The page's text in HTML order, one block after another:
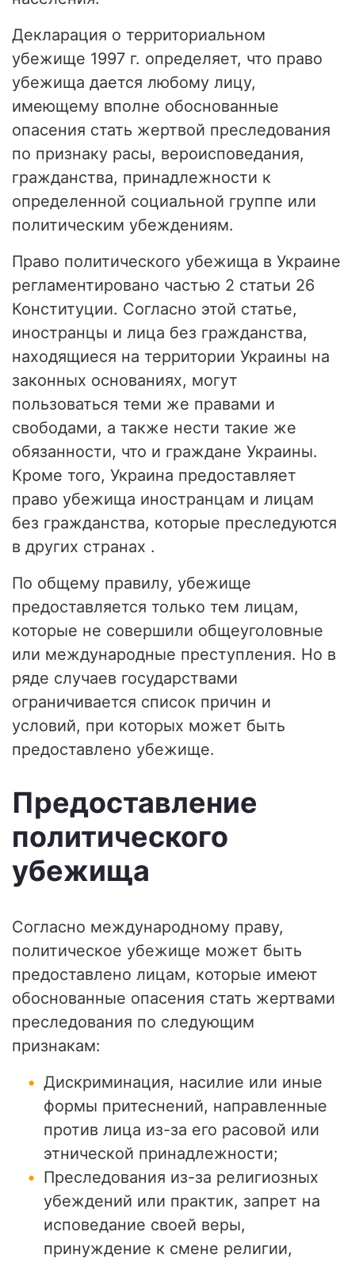
Декларация о территориальном
убежище 1997 г. определяет, что право
убежища дается любому лицу,
имеющему вполне обоснованные
опасения стать жертвой преследования
по признаку расы, вероисповедания,
гражданства, принадлежности к
определенной социальной группе или
политическим убеждениям.
Право политического убежища в Украине
регламентировано частью 2 статьи 26
Конституции. Согласно этой статье,
иностранцы и лица без гражданства,
находящиеся на территории Украины на
законных основаниях, могут
пользоваться теми же правами и
свободами, а также нести такие же
обязанности, что и граждане Украины.
Кроме того, Украина предоставляет
право убежища иностранцам и лицам
без гражданства, которые преследуются
в других странах .
По общему правилу, убежище
предоставляется только тем лицам,
которые не совершили общеуголовные
или международные преступления. Но в
ряде случаев государствами
ограничивается список причин и
условий, при которых может быть
предоставлено убежище.
Предоставление
политического
убежища
Согласно международному праву,
политическое убежище может быть
предоставлено лицам, которые имеют
обоснованные опасения стать жертвами
преследования по следующим
признакам:
Дискриминация, насилие или иные
формы притеснений, направленные
против лица из-за его расовой или
этнической принадлежности;
Преследования из-за религиозных
убеждений или практик, запрет на
исповедание своей веры,
принуждение к смене религии,